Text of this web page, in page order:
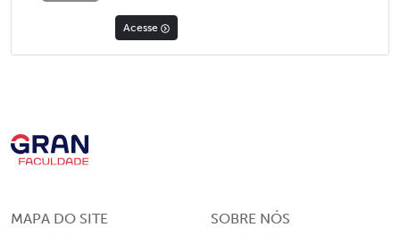
Acesse
MAPA DO SITE SOBRE NÓS